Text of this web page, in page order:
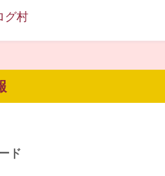
グ村
ド